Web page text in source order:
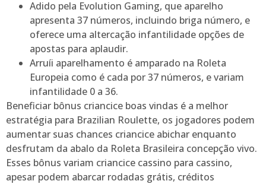
Adido pela Evolution Gaming, que aparelho
apresenta 37 números, incluindo briga número, e
oferece uma altercação infantilidade opções de
apostas para aplaudir.
Arruíi aparelhamento é amparado na Roleta
Europeia como é cada por 37 números, e variam
infantilidade 0 a 36.
Beneficiar bônus criancice boas vindas é a melhor
estratégia para Brazilian Roulette, os jogadores podem
aumentar suas chances criancice abichar enquanto
desfrutam da abalo da Roleta Brasileira concepção vivo.
Esses bônus variam criancice cassino para cassino,
apesar podem abarcar rodadas grátis, créditos